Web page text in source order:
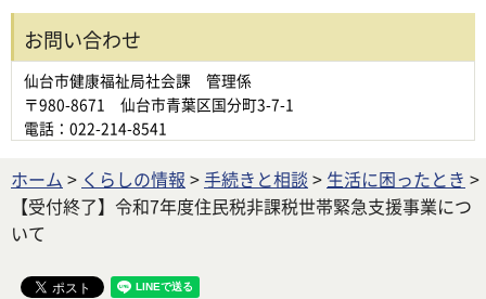
お問い合わせ
仙台市健康福祉局社会課 管理係
〒980-8671 仙台市青葉区国分町3-7-1
電話：022-214-8541
ホーム > くらしの情報 >手続きと相談 > 生活に困ったとき >
【受付終了】令和7年度住民税非課税世帯緊急支援事業につ
いて